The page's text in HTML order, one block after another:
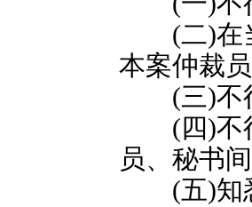
(二)在当
本案仲裁
(三)不得
(四)不得
员、秘书
(五)知悉